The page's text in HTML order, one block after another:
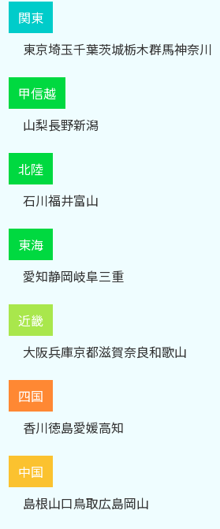
関東
東京埼玉千葉茨城栃木群馬神奈川
甲信越
山梨長野新潟
北陸
石川福井富山
東海
愛知静岡岐阜三重
近畿
大阪兵庫京都滋賀奈良和歌山
四国
香川徳島愛媛高知
中国
島根山口鳥取広島岡山